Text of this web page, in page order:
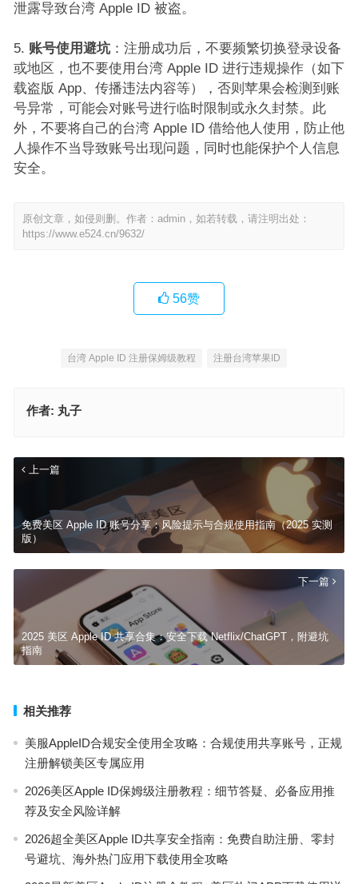
泄露导致台湾 Apple ID 被盗。​
账号使用避坑：注册成功后，不要频繁切换登录设备
或地区，也不要使用台湾 Apple ID 进行违规操作（如下
载盗版 App、传播违法内容等），否则苹果会检测到账
号异常，可能会对账号进行临时限制或永久封禁。此
外，不要将自己的台湾 Apple ID 借给他人使用，防止他
人操作不当导致账号出现问题，同时也能保护个人信息
安全。​
原创文章，如侵则删。作者：admin，如若转载，请注明出处：
https://www.e524.cn/9632/
56赞
台湾 Apple ID 注册保姆级教程 注册台湾苹果ID
作者: 丸子
上一篇
免费美区 Apple ID 账号分享：风险提示与合规使用指南（2025 实测
版）
下一篇
2025 美区 Apple ID 共享合集：安全下载 Netflix/ChatGPT，附避坑
指南
相关推荐
美服AppleID合规安全使用全攻略：合规使用共享账号，正规
注册解锁美区专属应用
2026美区Apple ID保姆级注册教程：细节答疑、必备应用推
荐及安全风险详解
2026超全美区Apple ID共享安全指南：免费自助注册、零封
号避坑、海外热门应用下载使用全攻略